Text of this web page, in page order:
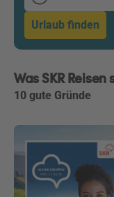
Urlaub finden
Was SKR
10 gute Gründe